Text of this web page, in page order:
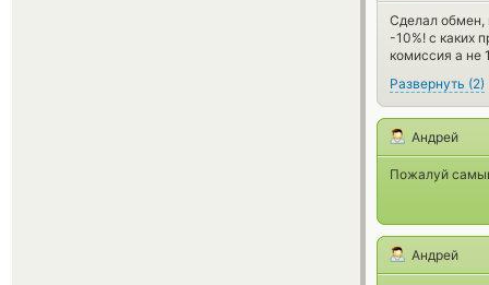
Сделал обмен,
-10%! с каких
комиссия а не
Развернуть (2)
Андрей
Пожалуй
Андрей